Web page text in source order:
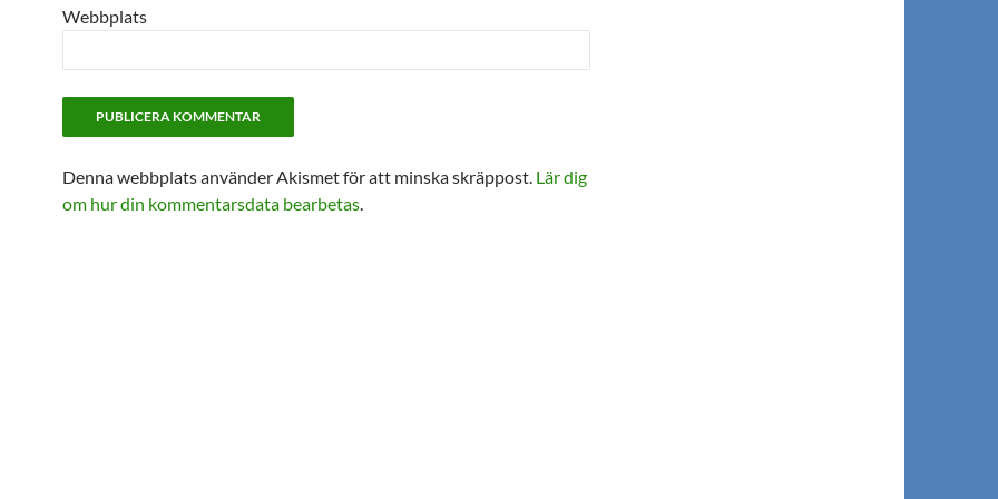
Webbplats
Denna webbplats använder Akismet för att minska skräppost. Lär dig
om hur din kommentarsdata bearbetas.